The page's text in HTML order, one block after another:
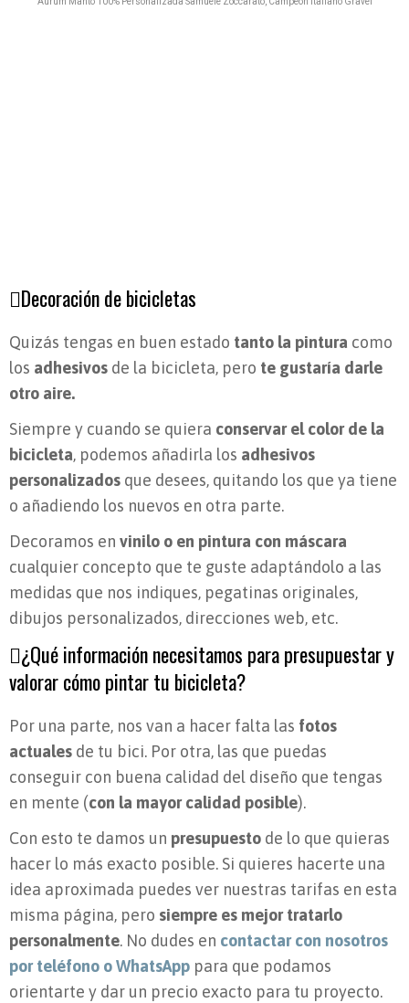
Decoración de bicicletas
Quizás tengas en buen estado tanto la pintura como
los adhesivos de la bicicleta, pero te gustaría darle
otro aire.
Siempre y cuando se quiera conservar el color de la
bicicleta, podemos añadirla los adhesivos
personalizados que desees, quitando los que ya tiene
o añadiendo los nuevos en otra parte.
Decoramos en vinilo o en pintura con máscara
cualquier concepto que te guste adaptándolo a las
medidas que nos indiques, pegatinas originales,
dibujos personalizados, direcciones web, etc.
¿Qué información necesitamos para presupuestar y
valorar cómo pintar tu bicicleta?
Por una parte, nos van a hacer falta las fotos
actuales de tu bici. Por otra, las que puedas
conseguir con buena calidad del diseño que tengas
en mente (con la mayor calidad posible).
Con esto te damos un presupuesto de lo que quieras
hacer lo más exacto posible. Si quieres hacerte una
idea aproximada puedes ver nuestras tarifas en esta
misma página, pero siempre es mejor tratarlo
personalmente. No dudes en contactar con nosotros
por teléfono o WhatsApp para que podamos
orientarte y dar un precio exacto para tu proyecto.